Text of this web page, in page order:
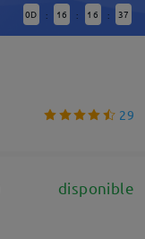
0D : 16 : 16 : 37
29
disponible